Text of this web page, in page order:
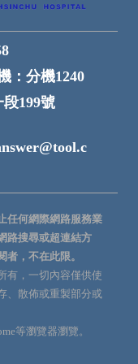
： 分機1240
199號
任何網際網路服務業
路搜尋或超連結方
，不在此限。
有，一切內容僅供使
、散佈或重製部分或
等瀏覽器瀏覽。